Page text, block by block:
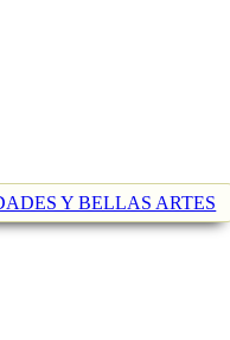
Y BELLAS ARTES